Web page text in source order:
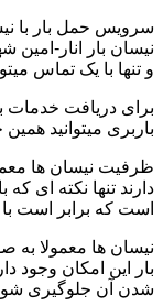
سرویس حمل بار با
نیسان بار انار-
و تنها با یک تماس
برای دریافت خدمات
باربری میتوانید
دارند تنها نکته ای که
است که برابر است با 2 متر طول و 1.65 متر عرض.
نیسان ها معمولا به
بار این امکان وجود
شدن آن جلوگیری